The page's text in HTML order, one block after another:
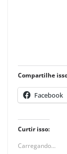
Compartilhe
Facebook
Curtir isso:
Carregando...